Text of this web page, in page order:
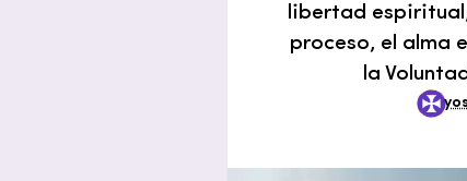
libertad
proceso, el alma
la